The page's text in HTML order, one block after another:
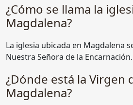
¿Cómo se llama la
Magdalena?
La iglesia ubicada en Magdalena
Nuestra Señora de la Encarnación.
¿Dónde está la Virgen
Magdalena?